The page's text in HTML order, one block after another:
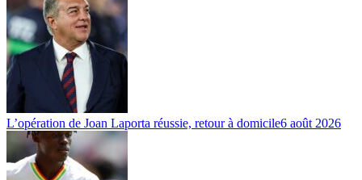
L’opération de Joan Laporta réussie, retour à domicile6 août 2026